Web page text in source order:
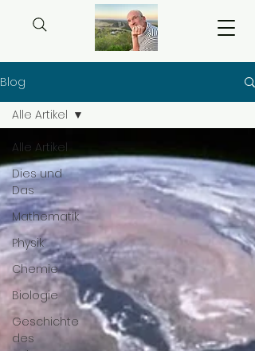
Blog
Alle Artikel
Dies und
Das
Mathematik
Physik
Chemie
Biologie
Geschichte
des
Alle Artikel